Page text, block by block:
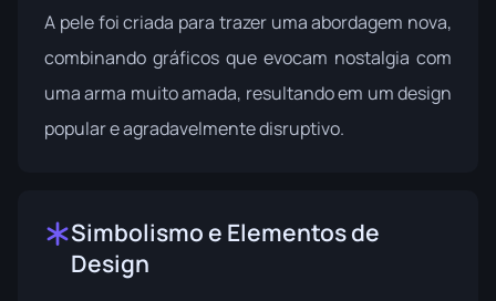
A pele foi criada para trazer uma abordagem nova,
combinando gráficos que evocam nostalgia com
uma arma muito amada, resultando em um design
popular e agradavelmente disruptivo.
Simbolismo e Elementos de
Design